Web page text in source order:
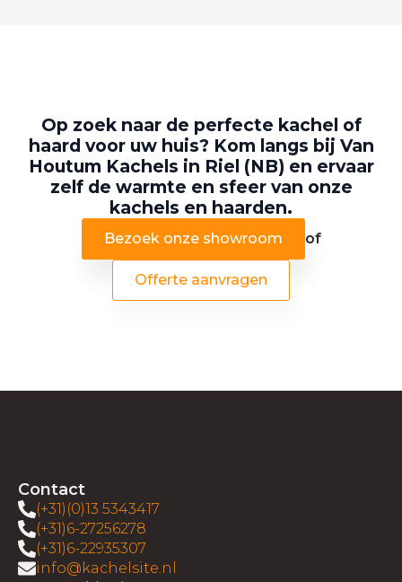
Op zoek naar de perfecte kachel of
haard voor uw huis? Kom langs bij Van
Houtum Kachels in Riel (NB) en ervaar
zelf de warmte en sfeer van onze
kachels en haarden.
Bezoek onze showroom of
Offerte aanvragen
Contact
(+31)(0)13 5343417
(+31)6-27256278
(+31)6-22935307
info@kachelsite.nl